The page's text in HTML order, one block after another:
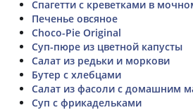
Спагетти с креветками в
Печенье овсяное
Choco-Pie Original
Суп-пюре из цветной капусты
Салат из редьки и моркови
Бутер с хлебцами
Салат из фасоли с домашним
Суп с фрикадельками